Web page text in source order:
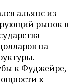
альянс из
рынок в
на
к Фуджейре,
к